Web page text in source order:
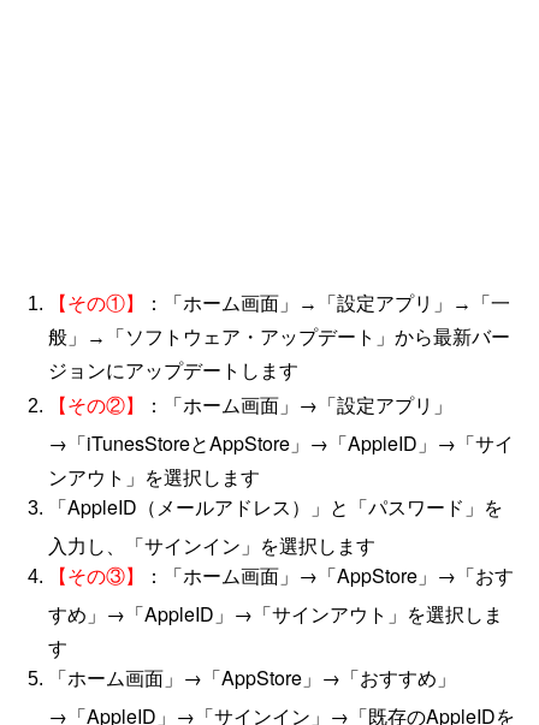
【その①】
：「ホーム画面」→「設定アプリ」→「一
般」→「ソフトウェア・アップデート」から最新バー
ジョンにアップデートします
【その②】
：「ホーム画面」→「設定アプリ」
→「iTunesStoreとAppStore」→「AppleID」→「サイ
ンアウト」を選択します
「AppleID（メールアドレス）」と「パスワード」を
入力し、「サインイン」を選択します
【その③】
：「ホーム画面」→「AppStore」→「おす
すめ」→「AppleID」→「サインアウト」を選択しま
す
「ホーム画面」→「AppStore」→「おすすめ」
→「AppleID」→「サインイン」→「既存のAppleIDを